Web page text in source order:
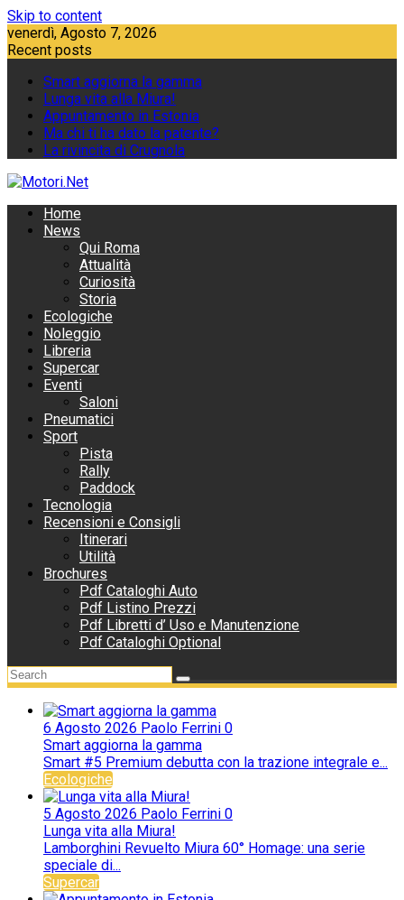
Skip to content
venerdì, Agosto 7, 2026
Recent posts
Smart aggiorna la gamma
Lunga vita alla Miura!
Appuntamento in Estonia
Ma chi ti ha dato la patente?
La rivincita di Crugnola
Home
News
Qui Roma
Attualità
Curiosità
Storia
Ecologiche
Noleggio
Libreria
Supercar
Eventi
Saloni
Pneumatici
Sport
Pista
Rally
Paddock
Tecnologia
Recensioni e Consigli
Itinerari
Utilità
Brochures
Pdf Cataloghi Auto
Pdf Listino Prezzi
Pdf Libretti d’ Uso e Manutenzione
Pdf Cataloghi Optional
6 Agosto 2026 Paolo Ferrini 0
Smart aggiorna la gamma
Smart #5 Premium debutta con la trazione integrale e...
Ecologiche
5 Agosto 2026 Paolo Ferrini 0
Lunga vita alla Miura!
Lamborghini Revuelto Miura 60° Homage: una serie
speciale di...
Supercar